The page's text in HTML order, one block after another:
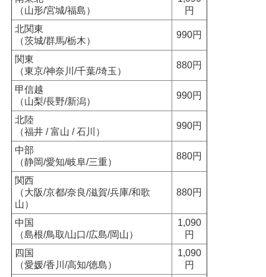
（山形/宮城/福島）
円
北関東
（茨城/群馬/栃木）
990円
関東
（東京/神奈川/千葉/埼玉）
880円
甲信越
（山梨/長野/新潟）
990円
北陸
（福井 / 富山 / 石川）
990円
中部
（静岡/愛知/岐阜/三重）
880円
関西
（大阪/京都/奈良/滋賀/兵庫/和歌
山）
880円
中国
（島根/鳥取/山口/広島/岡山）
1,090
円
四国
（愛媛/香川/高知/徳島）
1,090
円